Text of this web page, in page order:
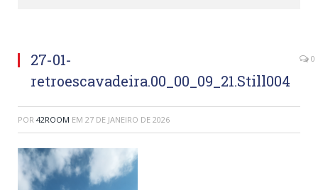
27-01-
retroescavadeira.00_00_09_21.Still004
0
POR 42ROOM EM 27 DE JANEIRO DE 2026